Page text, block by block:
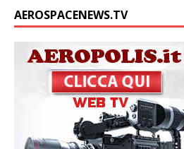
AEROSPACENEWS.TV